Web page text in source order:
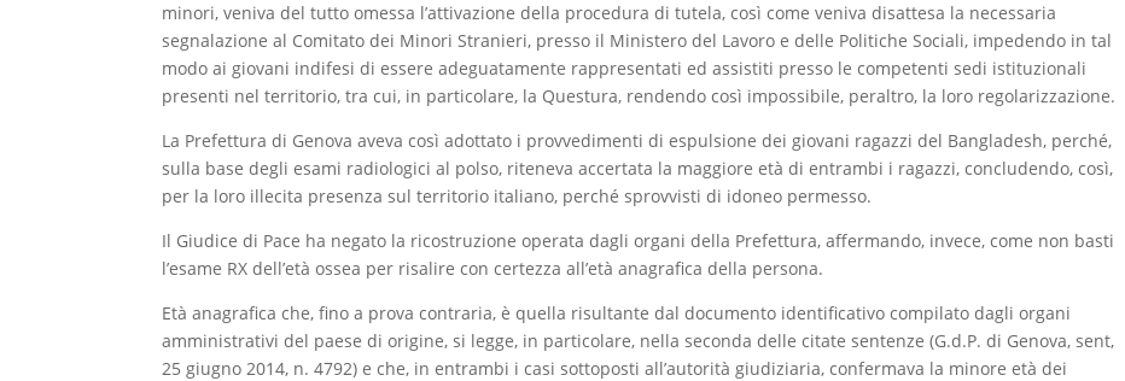
minori, veniva del tutto omessa l’attivazione della procedura di tutela, così come veniva disattesa la necessaria
segnalazione al Comitato dei Minori Stranieri, presso il Ministero del Lavoro e delle Politiche Sociali, impedendo in tal
modo ai giovani indifesi di essere adeguatamente rappresentati ed assistiti presso le competenti sedi istituzionali
presenti nel territorio, tra cui, in particolare, la Questura, rendendo così impossibile, peraltro, la loro regolarizzazione.
La Prefettura di Genova aveva così adottato i provvedimenti di espulsione dei giovani ragazzi del Bangladesh, perché,
sulla base degli esami radiologici al polso, riteneva accertata la maggiore età di entrambi i ragazzi, concludendo, così,
per la loro illecita presenza sul territorio italiano, perché sprovvisti di idoneo permesso.
Il Giudice di Pace ha negato la ricostruzione operata dagli organi della Prefettura, affermando, invece, come non basti
l’esame RX dell’età ossea per risalire con certezza all’età anagrafica della persona.
Età anagrafica che, fino a prova contraria, è quella risultante dal documento identificativo compilato dagli organi
amministrativi del paese di origine, si legge, in particolare, nella seconda delle citate sentenze (G.d.P. di Genova, sent,
25 giugno 2014, n. 4792) e che, in entrambi i casi sottoposti all’autorità giudiziaria, confermava la minore età dei